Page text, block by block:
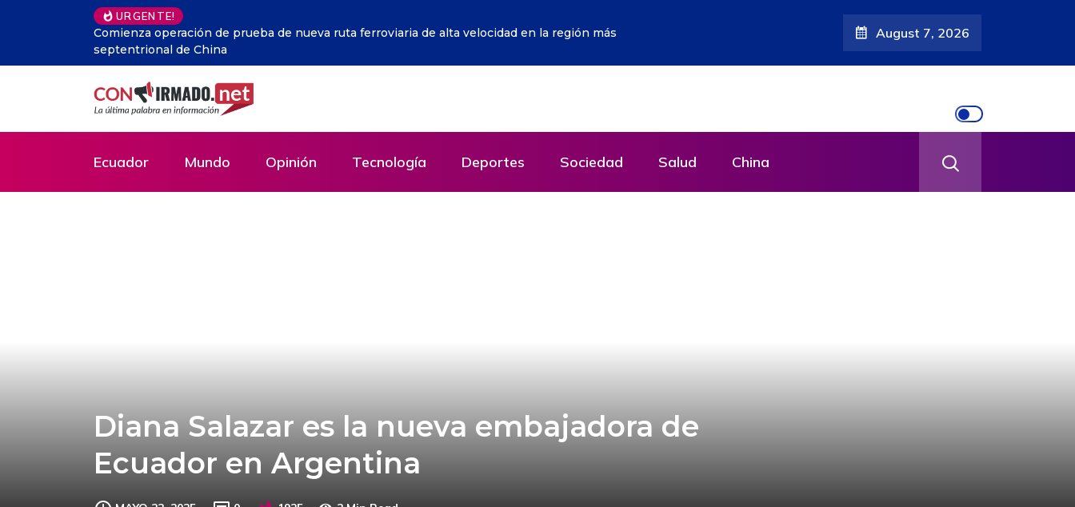
URGENTE!
Perú.- Humala critica la disparidad de la Justicia peruana y apunta que Fujimori sí recibió fondos
ilícitos a su campaña
August 7, 2026
Ecuador Mundo Opinión Tecnología Deportes Sociedad Salud China
Diana Salazar es la nueva embajadora de
Ecuador en Argentina